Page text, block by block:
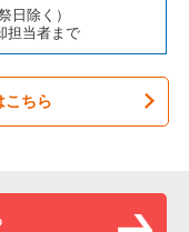
の案件一覧
案件一覧
案件一覧
一覧
覧
覧
案件一覧
件の案件一覧
日除く）
担当者まで
こちら